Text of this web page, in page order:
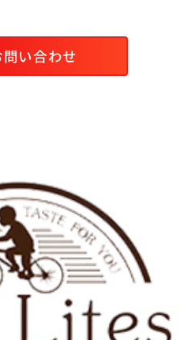
い合わせ